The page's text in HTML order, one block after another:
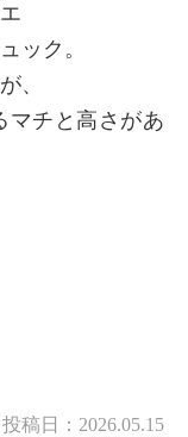
ック。
、
マチと高さがあ
投稿日： 2026.05.15